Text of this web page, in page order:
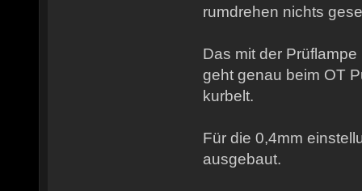
rumdrehen nichts
Das mit der
geht genau beim OT
kurbelt.
Für die 0,4mm
ausgebaut.